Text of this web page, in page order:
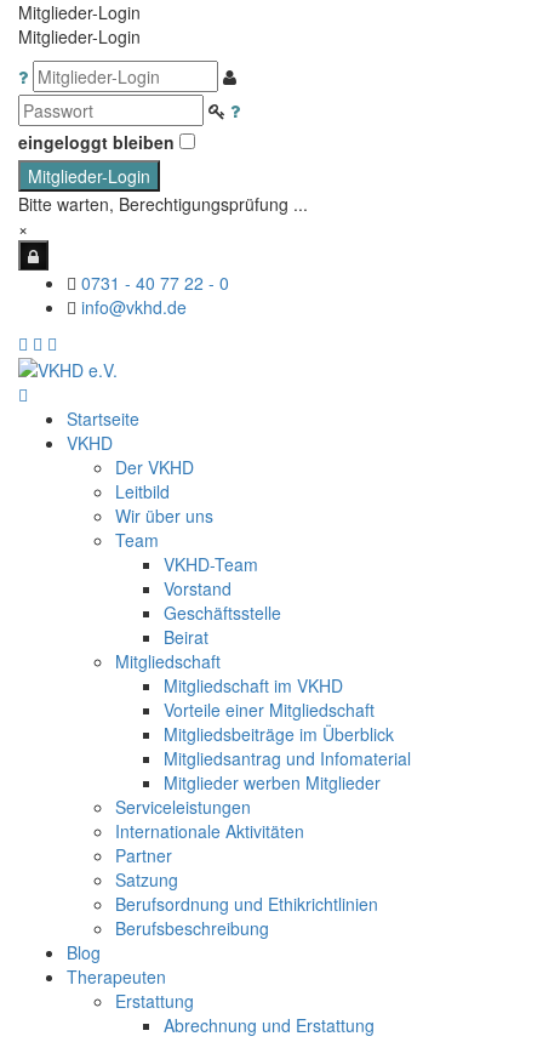
Mitglieder-Login
Mitglieder-Login
eingeloggt bleiben
Mitglieder-Login
Bitte warten, Berechtigungsprüfung ...
×
0731 - 40 77 22 - 0
info@vkhd.de
Startseite
VKHD
Der VKHD
Leitbild
Wir über uns
Team
VKHD-Team
Vorstand
Geschäftsstelle
Beirat
Mitgliedschaft
Mitgliedschaft im VKHD
Vorteile einer Mitgliedschaft
Mitgliedsbeiträge im Überblick
Mitgliedsantrag und Infomaterial
Mitglieder werben Mitglieder
Serviceleistungen
Internationale Aktivitäten
Partner
Satzung
Berufsordnung und Ethikrichtlinien
Berufsbeschreibung
Blog
Therapeuten
Erstattung
Abrechnung und Erstattung